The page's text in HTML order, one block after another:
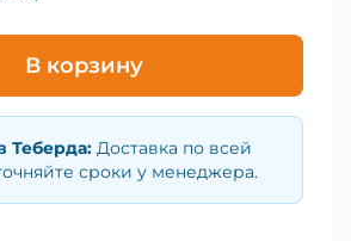
В корзину
Теберда: Доставка по всей
сроки у менеджера.